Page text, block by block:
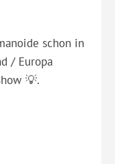
schon in
/ Europa
💡.